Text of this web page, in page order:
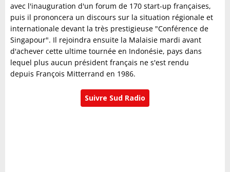
avec l'inauguration d'un forum de 170 start-up françaises,
puis il prononcera un discours sur la situation régionale et
internationale devant la très prestigieuse "Conférence de
Singapour". Il rejoindra ensuite la Malaisie mardi avant
d'achever cette ultime tournée en Indonésie, pays dans
lequel plus aucun président français ne s'est rendu
depuis François Mitterrand en 1986.
Suivre Sud Radio